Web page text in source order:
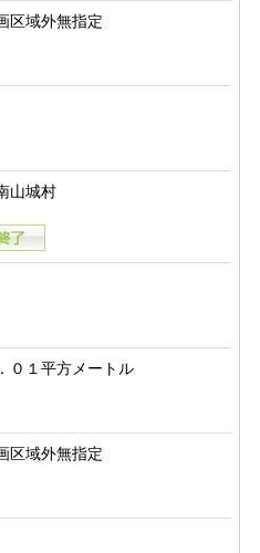
区域外無指定
山城村
０１平方メートル
区域外無指定